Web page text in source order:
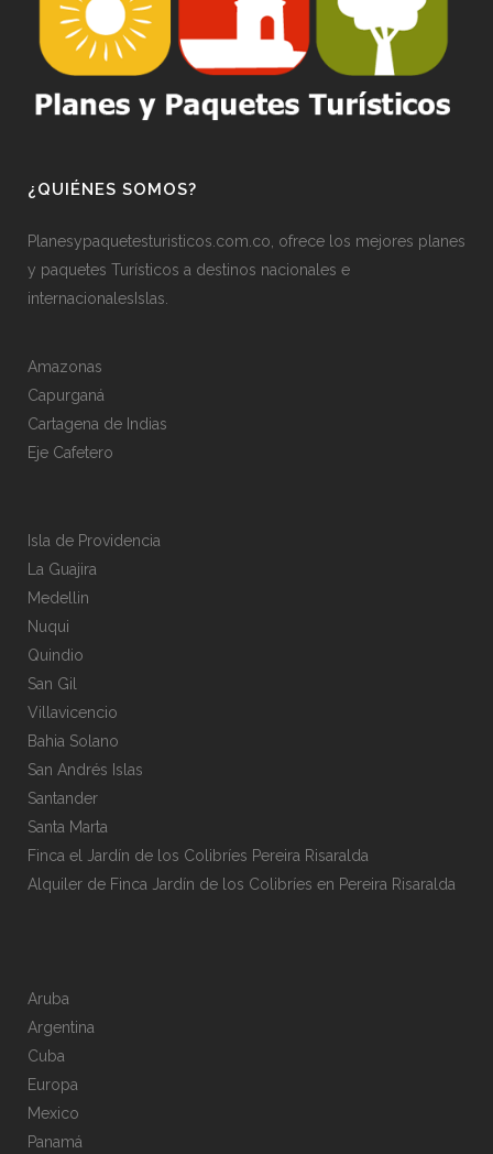
¿QUIÉNES SOMOS?
Planesypaquetesturisticos.com.co, ofrece los mejores planes
y paquetes Turísticos a destinos nacionales e
internacionalesIslas.
Amazonas
Capurganá
Cartagena de Indias
Eje Cafetero
Isla de Providencia
La Guajira
Medellin
Nuqui
Quindio
San Gil
Villavicencio
Bahia Solano
San Andrés Islas
Santander
Santa Marta
Finca el Jardín de los Colibríes Pereira Risaralda
Alquiler de Finca Jardín de los Colibríes en Pereira Risaralda
Aruba
Argentina
Cuba
Europa
Mexico
Panamá